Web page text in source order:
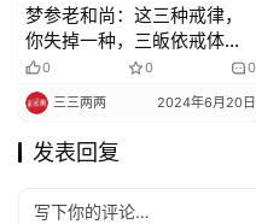
梦参老和尚：这三种戒律，
你失掉一种，三皈依戒体失
掉了，就等于破了戒
0 0 0
三三两两 2024年6月20日
发表回复